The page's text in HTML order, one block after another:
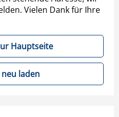
Vielen Dank für Ihre
Hauptseite
neu laden